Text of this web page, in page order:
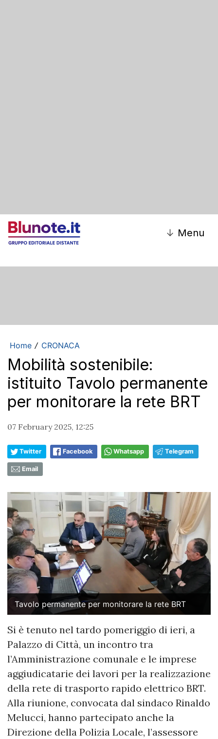
↓ Menu
Home / CRONACA
Mobilità sostenibile:
istituito Tavolo permanente
per monitorare la rete BRT
07 February 2025, 12:25
Twitter Facebook Whatsapp Telegram
Email
Tavolo permanente per monitorare la rete BRT
Si è tenuto nel tardo pomeriggio di ieri, a
Palazzo di Città, un incontro tra
l’Amministrazione comunale e le imprese
aggiudicatarie dei lavori per la realizzazione
della rete di trasporto rapido elettrico BRT.
Alla riunione, convocata dal sindaco Rinaldo
Melucci, hanno partecipato anche la
Direzione della Polizia Locale, l’assessore